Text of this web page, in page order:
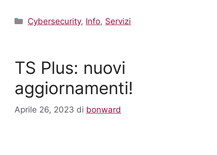
Cybersecurity, Info, Servizi
TS Plus: nuovi
aggiornamenti!
Aprile 26, 2023 di bonward